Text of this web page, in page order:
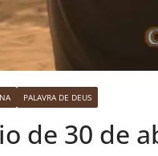
PALAVRA DE DEUS
de 30 de